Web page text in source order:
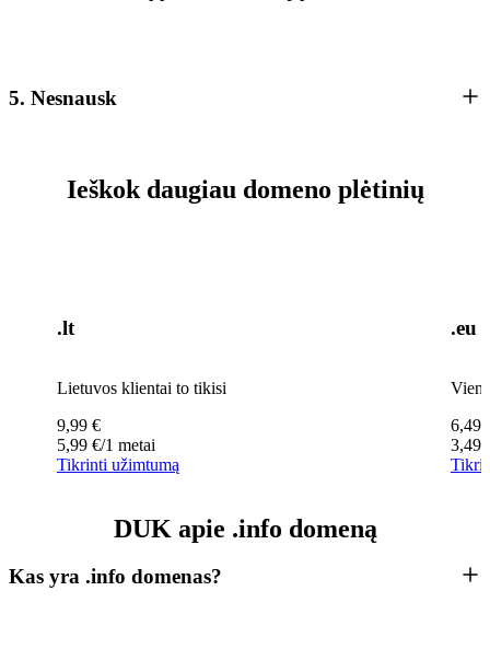
5. Nesnausk
Ieškok daugiau domeno plėtinių
.lt
Lietuvos klientai to tikisi
9,99 €
5,99 €/1 metai
Tikrinti užimtumą
.eu
6,49
3,49
DUK apie .info domeną
Kas yra .info domenas?